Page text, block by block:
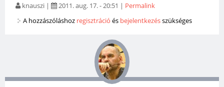
knauszi | 2011. aug. 17. - 20:51 | Permalink
A hozzászóláshoz regisztráció és bejelentkezésszükséges